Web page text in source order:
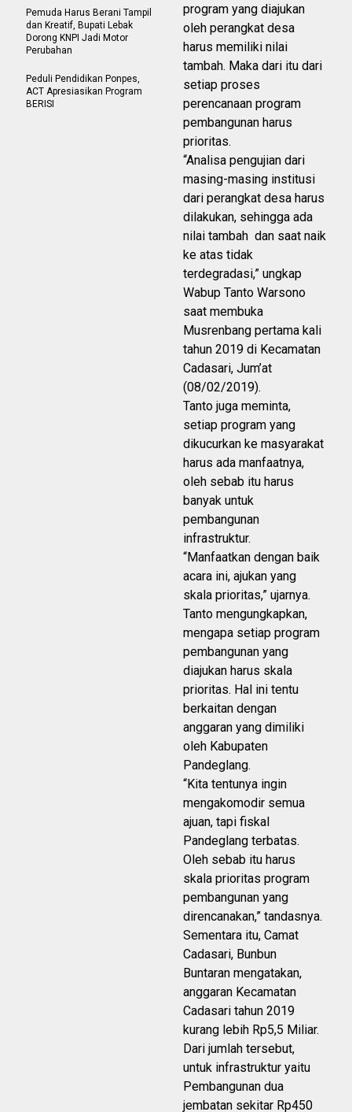
program yang diajukan
oleh perangkat desa
harus memiliki nilai
tambah. Maka dari itu dari
setiap proses
perencanaan program
pembangunan harus
prioritas.
“Analisa pengujian dari
masing-masing institusi
dari perangkat desa harus
dilakukan, sehingga ada
nilai tambah dan saat naik
ke atas tidak
terdegradasi,” ungkap
Wabup Tanto Warsono
saat membuka
Musrenbang pertama kali
tahun 2019 di Kecamatan
Cadasari, Jum’at
(08/02/2019).
Tanto juga meminta,
setiap program yang
dikucurkan ke masyarakat
harus ada manfaatnya,
oleh sebab itu harus
banyak untuk
pembangunan
infrastruktur.
“Manfaatkan dengan baik
acara ini, ajukan yang
skala prioritas,” ujarnya.
Tanto mengungkapkan,
mengapa setiap program
pembangunan yang
diajukan harus skala
prioritas. Hal ini tentu
berkaitan dengan
anggaran yang dimiliki
oleh Kabupaten
Pandeglang.
“Kita tentunya ingin
mengakomodir semua
ajuan, tapi fiskal
Pandeglang terbatas.
Oleh sebab itu harus
skala prioritas program
pembangunan yang
direncanakan,” tandasnya.
Sementara itu, Camat
Cadasari, Bunbun
Buntaran mengatakan,
anggaran Kecamatan
Cadasari tahun 2019
kurang lebih Rp5,5 Miliar.
Dari jumlah tersebut,
untuk infrastruktur yaitu
Pembangunan dua
jembatan sekitar Rp450
Pemuda Harus Berani Tampil
dan Kreatif, Bupati Lebak
Dorong KNPI Jadi Motor
Perubahan
Peduli Pendidikan Ponpes,
ACT Apresiasikan Program
BERISI